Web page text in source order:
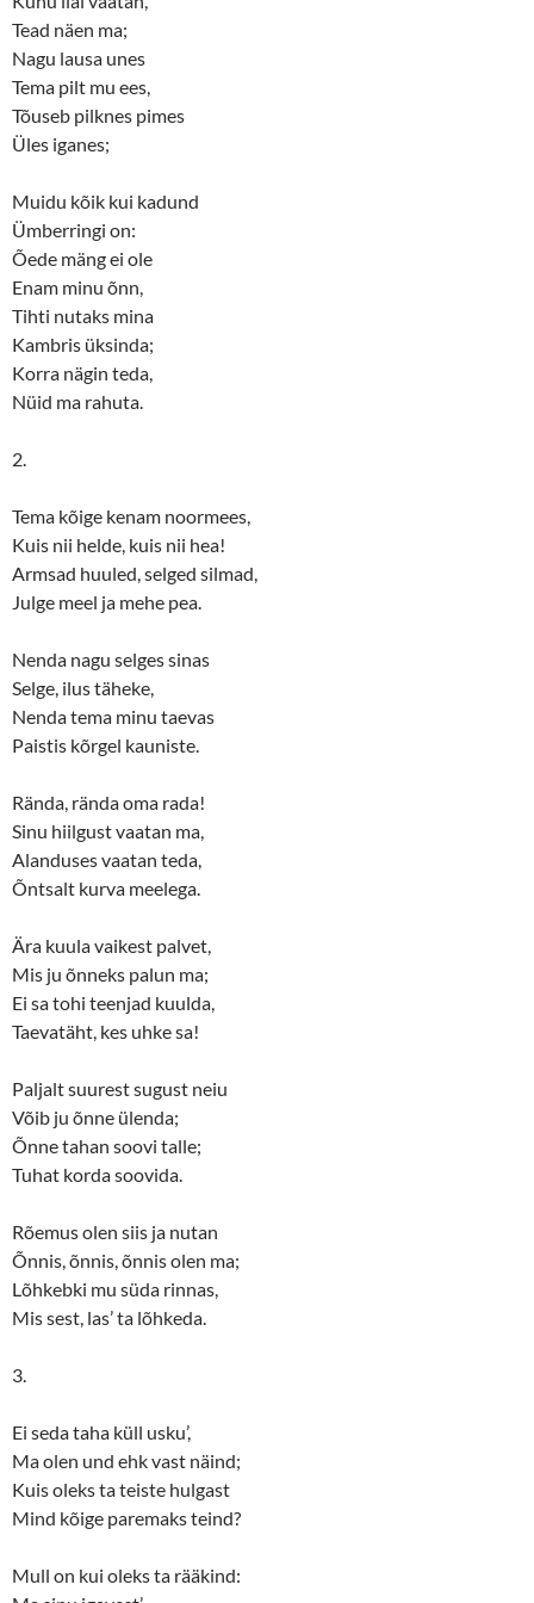
w
i
n
d
o
w
)
w
w
i
n
d
o
w
)
Tead näen ma;
Nagu lausa unes
Tema pilt mu ees,
Tõuseb pilknes pimes
Üles iganes;
Muidu kõik kui kadund
Ümberringi on:
Õede mäng ei ole
Enam minu õnn,
Tihti nutaks mina
Kambris üksinda;
Korra nägin teda,
Nüid ma rahuta.
2.
Tema kõige kenam noormees,
Kuis nii helde, kuis nii hea!
Armsad huuled, selged silmad,
Julge meel ja mehe pea.
Nenda nagu selges sinas
Selge, ilus täheke,
Nenda tema minu taevas
Paistis kõrgel kauniste.
Rända, rända oma rada!
Sinu hiilgust vaatan ma,
Alanduses vaatan teda,
Õntsalt kurva meelega.
Ära kuula vaikest palvet,
Mis ju õnneks palun ma;
Ei sa tohi teenjad kuulda,
Taevatäht, kes uhke sa!
Paljalt suurest sugust neiu
Võib ju õnne ülenda;
Õnne tahan soovi talle;
Tuhat korda soovida.
Rõemus olen siis ja nutan
Õnnis, õnnis, õnnis olen ma;
Lõhkebki mu süda rinnas,
Mis sest, las’ ta lõhkeda.
3.
Ei seda taha küll usku’,
Ma olen und ehk vast näind;
Kuis oleks ta teiste hulgast
Mind kõige paremaks teind?
Mull on kui oleks ta rääkind: